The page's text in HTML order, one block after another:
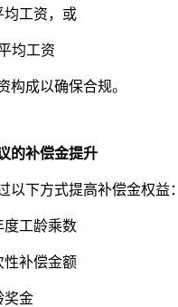
均工资，或
均工资
构成以确保合规。
的补偿金提升
以下方式提高补偿金权益：
度工龄乘数
性补偿金额
奖金